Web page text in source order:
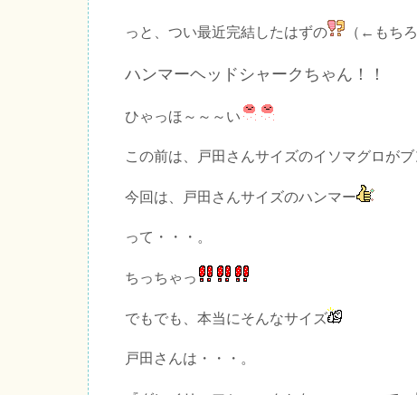
っと、つい最近完結したはずの （←もち
ハンマーヘッドシャークちゃん！！
ひゃっほ～～～い
この前は、戸田さんサイズのイソマグロが
今回は、戸田さんサイズのハンマー
って・・・。
ちっちゃっ
でもでも、本当にそんなサイズ
戸田さんは・・・。